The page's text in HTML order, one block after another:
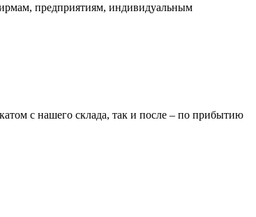
предприятиям, индивидуальным
с нашего склада, так и после – по прибытию